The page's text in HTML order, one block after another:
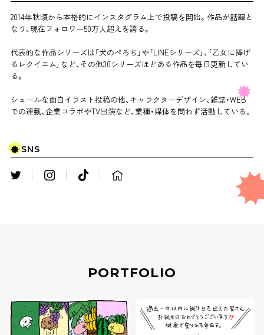
2014年秋頃から本格的にインスタグラム上で投稿を開始。作品が話題と
なり、現在フォロワー50万人超えを誇る。
代表的な作品シリーズは「犬のぺろち」や｢LINEシリーズ｣、｢乙女に捧げ
るレクイエム｣など、その他30シリーズほどある作品を毎日更新してい
る。
シュールな面白イラスト投稿の他、キャラクターデザイン、雑誌・WEB
での連載、企業コラボやTV出演など、業種・媒体を問わず活動している。
SNS
PORTFOLIO